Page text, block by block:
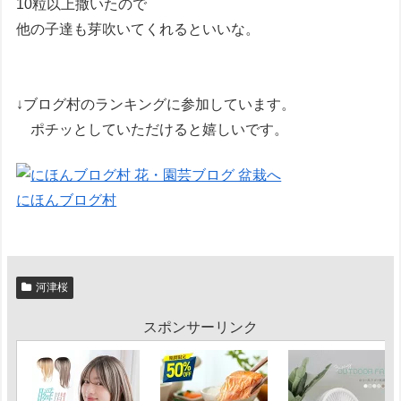
10粒以上撒いたので
他の子達も芽吹いてくれるといいな。
↓ブログ村のランキングに参加しています。
ポチッとしていただけると嬉しいです。
にほんブログ村
河津桜
スポンサーリンク